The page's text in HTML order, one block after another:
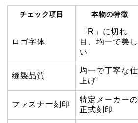
チェック項目 本物の特徴
ロゴ字体
「R」に切れ
目、均一で美し
い
縫製品質
均一で丁寧な仕
上げ
ファスナー刻印
特定メーカーの
正式刻印